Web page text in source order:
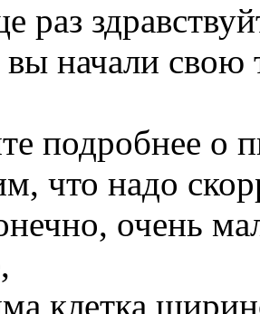
раз
вы начали
подробнее о
что надо
очень
клетка